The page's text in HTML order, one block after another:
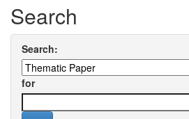
Search
Search:
for